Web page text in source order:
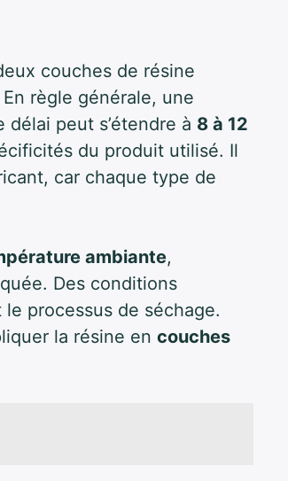
couches de résine
règle générale, une
peut s’étendre à 8 à 12
du produit utilisé. Il
car chaque type de
ambiante,
Des conditions
processus de séchage.
la résine en couches